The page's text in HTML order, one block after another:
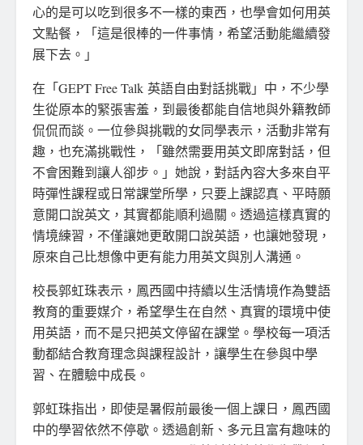
心的是可以吃到很多不一樣的東西，也學會如何用英
文點餐，「這是很棒的一件事情，希望活動能繼續發
展下去。」
在「GEPT Free Talk 英語自由對話挑戰」中，不少學
生從原本的緊張害羞，到最後都能自信地與外籍教師
侃侃而談。一位參與挑戰的女同學表示，活動非常有
趣，也充滿挑戰性，「雖然需要用英文即席對話，但
不會困難到讓人卻步。」她說，對話內容大多來自平
時彈性課程或日常課堂所學，只要上課認真、平時願
意開口說英文，其實都能順利過關。透過這樣真實的
情境練習，不僅讓她更敢開口說英語，也讓她發現，
原來自己比想像中更有能力用英文與別人溝通。
校長郭虹珠表示，鳳西國中持續以生活情境作為雙語
教育的重要媒介，希望學生在自然、真實的環境中使
用英語，而不是只把英文停留在課堂。學校每一項活
動都結合教育理念與課程設計，讓學生在參與中學
習、在體驗中成長。
郭虹珠指出，即使是暑假前最後一個上課日，鳳西國
中的學習依然不停歇。透過創新、多元且富有趣味的